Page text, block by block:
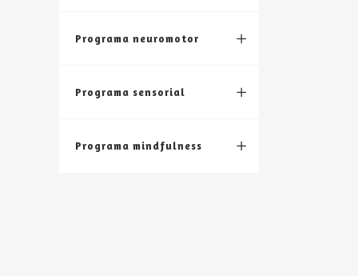
Programa neuromotor
Programa sensorial
Programa mindfulness